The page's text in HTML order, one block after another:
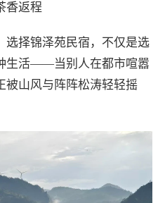
香返程
选择锦泽苑民宿，不仅是选
生活——当别人在都市喧嚣
被山风与阵阵松涛轻轻摇